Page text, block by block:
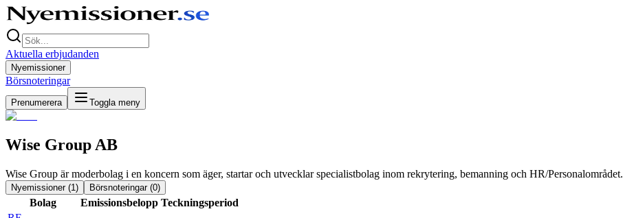
Aktuella erbjudanden
Nyemissioner
Börsnoteringar
Prenumerera Toggla meny
Wise Group AB
Wise Group är moderbolag i en koncern som äger, startar och utvecklar specialistbolag inom rekrytering, bemanning och HR/Personalområdet.
Nyemissioner (1 ) Börsnoteringar (0)
Bolag Emissionsbelopp Teckningsperiod